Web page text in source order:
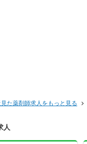
た薬剤師求人をもっと見る
人